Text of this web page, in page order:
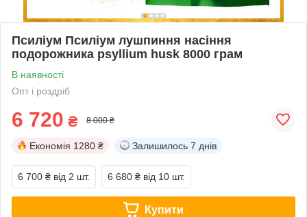
Псиліум Псиліум лушпиння насіння
подорожника psyllium husk 8000 грам
В наявності
Опт і роздріб
6 720 ₴ 8 000 ₴
Економія 1280 ₴ Залишилось 7 днів
6 700 ₴ від 2 шт. 6 680 ₴ від 10 шт.
Купити